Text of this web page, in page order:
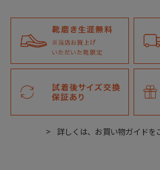
詳しくは、お買い物ガイドを